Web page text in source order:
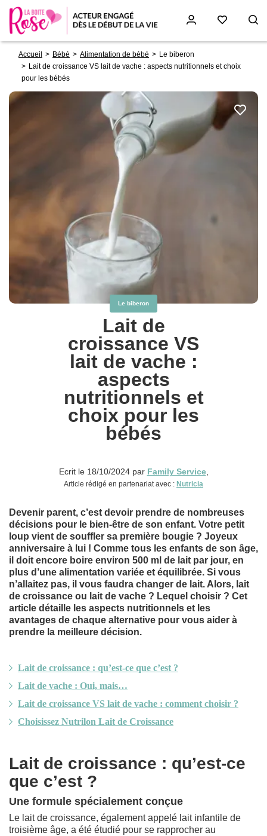
principal
d'Ariane
Accueil Bébé Alimentation de bébé
Le biberon
Lait de croissance VS lait de vache : aspects nutritionnels et choix
pour les bébés
Le biberon
Lait de
croissance VS
lait de vache :
aspects
nutritionnels et
choix pour les
bébés
Ecrit le 18/10/2024 par Family Service,
Article rédigé en partenariat avec : Nutricia
Devenir parent, c’est devoir prendre de nombreuses
décisions pour le bien-être de son enfant. Votre petit
loup vient de souffler sa première bougie ? Joyeux
anniversaire à lui ! Comme tous les enfants de son âge,
il doit encore boire environ 500 ml de lait par jour, en
plus d’une alimentation variée et équilibrée. Si vous
n’allaitez pas, il vous faudra changer de lait. Alors, lait
de croissance ou lait de vache ? Lequel choisir ? Cet
article détaille les aspects nutritionnels et les
avantages de chaque alternative pour vous aider à
prendre la meilleure décision.
Lait de croissance : qu’est-ce que c’est ?
Lait de vache : Oui, mais…
Lait de croissance VS lait de vache : comment choisir ?
Choisissez Nutrilon Lait de Croissance
Lait de croissance : qu’est-ce
que c’est ?
Une formule spécialement conçue
Le lait de croissance, également appelé lait infantile de
troisième âge, a été étudié pour se rapprocher au